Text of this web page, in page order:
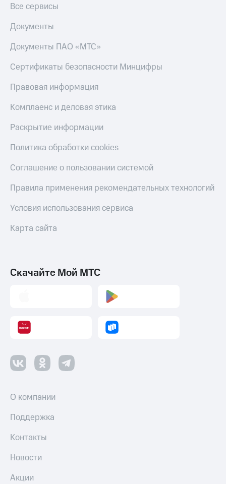
Все сервисы
Документы
Документы ПАО «МТС»
Сертификаты безопасности Минцифры
Правовая информация
Комплаенс и деловая этика
Раскрытие информации
Политика обработки cookies
Соглашение о пользовании системой
Правила применения рекомендательных технологий
Условия использования сервиса
Карта сайта
Скачайте Мой МТС
О компании
Поддержка
Контакты
Новости
Акции